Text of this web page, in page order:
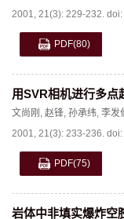
2001, 21(3): 229-232. doi:
PDF(80)
用SVR相机进行多点
文尚刚 , 赵锋, 孙承纬, 李发
2001, 21(3): 233-236. doi:
PDF(75)
岩体中非填实爆炸空